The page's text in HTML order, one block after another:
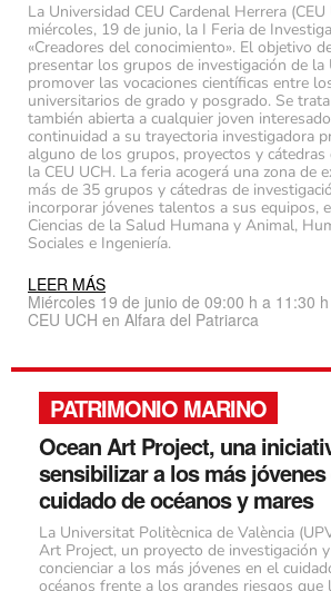
La Universidad CEU Cardenal Herrera
miércoles, 19 de junio, la I Feria de
«Creadores del conocimiento». El objetivo
presentar los grupos de investigación de la
promover las vocaciones científicas entre
universitarios de grado y posgrado. Se
también abierta a cualquier joven
continuidad a su trayectoria investigadora
alguno de los grupos, proyectos y cátedras
la CEU UCH. La feria acogerá una zona de
más de 35 grupos y cátedras de
incorporar jóvenes talentos a sus equipos,
Ciencias de la Salud Humana y Animal,
Sociales e Ingeniería.
LEER MÁS
Miércoles 19 de junio de 09:00 h a 11:30
CEU UCH en Alfara del Patriarca
PATRIMONIO MARINO
Ocean Art Project, una
sensibilizar a los más jóvenes
cuidado de océanos y mares
La Universitat Politècnica de València
Art Project, un proyecto de investigación
concienciar a los más jóvenes en el
océanos frente a los grandes riesgos que